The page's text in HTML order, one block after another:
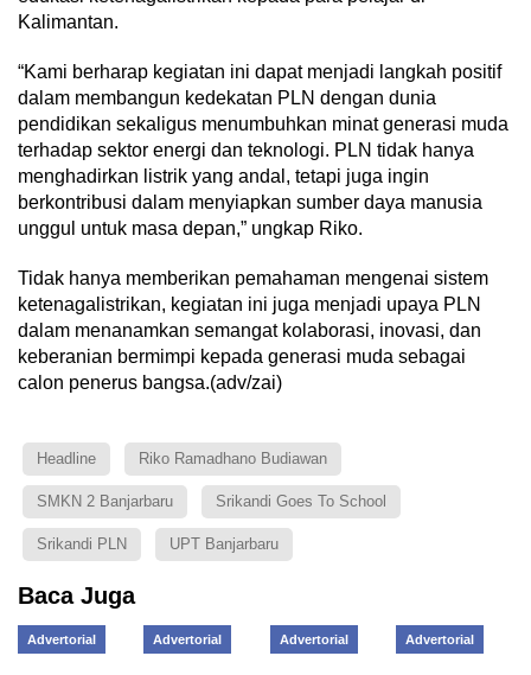
Kalimantan.
“Kami berharap kegiatan ini dapat menjadi langkah positif
dalam membangun kedekatan PLN dengan dunia
pendidikan sekaligus menumbuhkan minat generasi muda
terhadap sektor energi dan teknologi. PLN tidak hanya
menghadirkan listrik yang andal, tetapi juga ingin
berkontribusi dalam menyiapkan sumber daya manusia
unggul untuk masa depan,” ungkap Riko.
Tidak hanya memberikan pemahaman mengenai sistem
ketenagalistrikan, kegiatan ini juga menjadi upaya PLN
dalam menanamkan semangat kolaborasi, inovasi, dan
keberanian bermimpi kepada generasi muda sebagai
calon penerus bangsa.(adv/zai)
Headline Riko Ramadhano Budiawan
SMKN 2 Banjarbaru Srikandi Goes To School
Srikandi PLN UPT Banjarbaru
Baca Juga
Advertorial Advertorial Advertorial Advertorial